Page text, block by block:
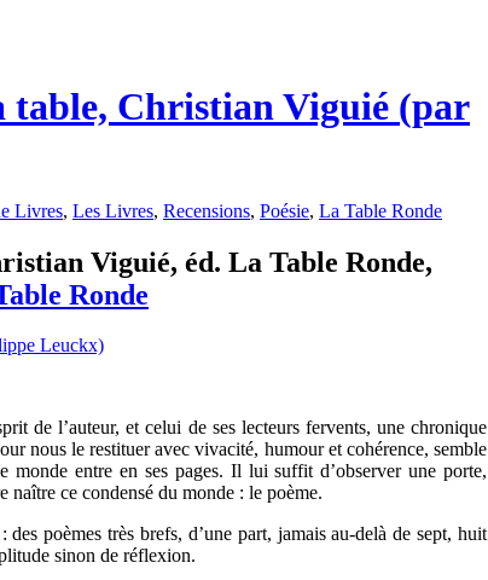
table, Christian Viguié (par
Livres, Les Livres, Recensions, Poésie, La Table Ronde
Viguié, éd. La Table Ronde,
Ronde
de l’auteur, et celui de ses lecteurs fervents, une chronique
nous le restituer avec vivacité, humour et cohérence, semble
entre en ses pages. Il lui suffit d’observer une porte,
naître ce condensé du monde : le poème.
poèmes très brefs, d’une part, jamais au-delà de sept, huit
sinon de réflexion.